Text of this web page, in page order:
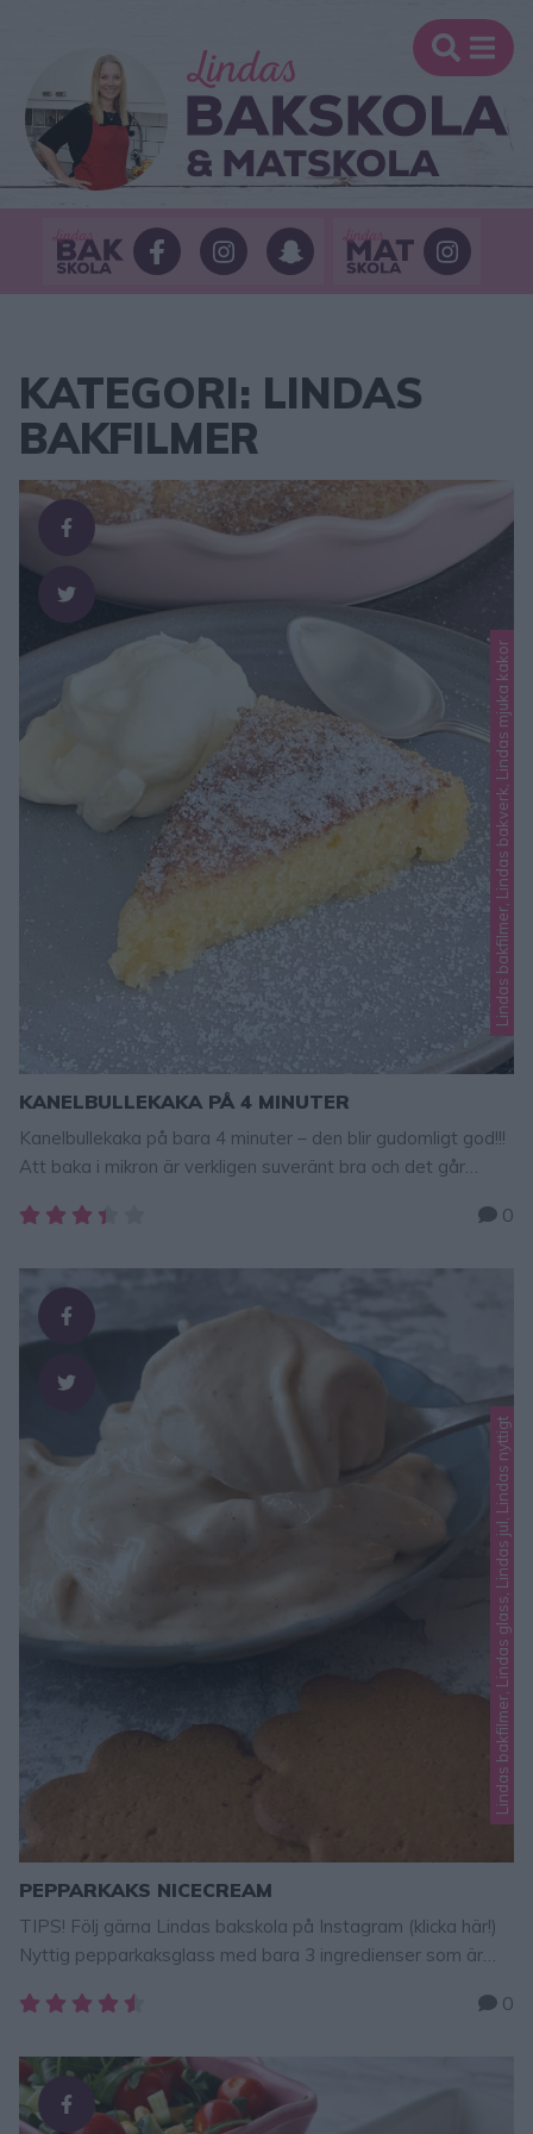
KATEGORI: LINDAS
BAKFILMER
Lindas bakfilmer, Lindas bakverk, Lindas mjuka kakor
KANELBULLEKAKA PÅ 4 MINUTER
Kanelbullekaka på bara 4 minuter – den blir gudomligt god!!!
Att baka i mikron är verkligen suveränt bra och det går
Lindas bakskola NYTTIGA RECEPT konto på Instagram –
och god! …
0
Lindas bakfilmer, Lindas glass, Lindas jul, Lindas nyttigt
PEPPARKAKS NICECREAM
TIPS! Följ gärna Lindas bakskola på Instagram (klicka här!)
Nyttig pepparkaksglass med bara 3 ingredienser som är
fryst banan, mjölk och pepparkakskrydda. Så himla god och
sockerchock. Pepparkaksglass nicecream 2–3 frysta
bananerca 1/2 tsk pepparkakskrydda1–2 …
0